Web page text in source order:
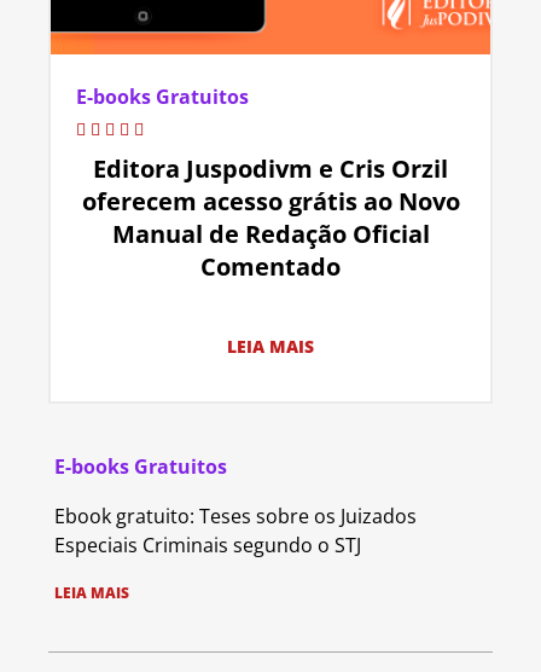
E-books Gratuitos
Editora Juspodivm e Cris Orzil
oferecem acesso grátis ao Novo
Manual de Redação Oficial
Comentado
LEIA MAIS
E-books Gratuitos
Ebook gratuito: Teses sobre os Juizados
Especiais Criminais segundo o STJ
LEIA MAIS